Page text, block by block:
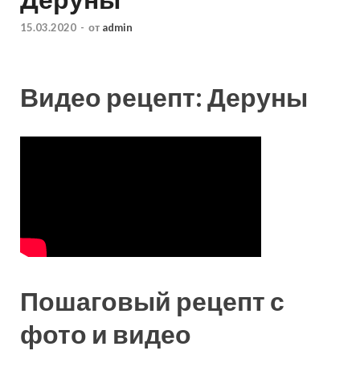
15.03.2020 - от admin
Видео рецепт: Деруны
Пошаговый рецепт с
фото и видео